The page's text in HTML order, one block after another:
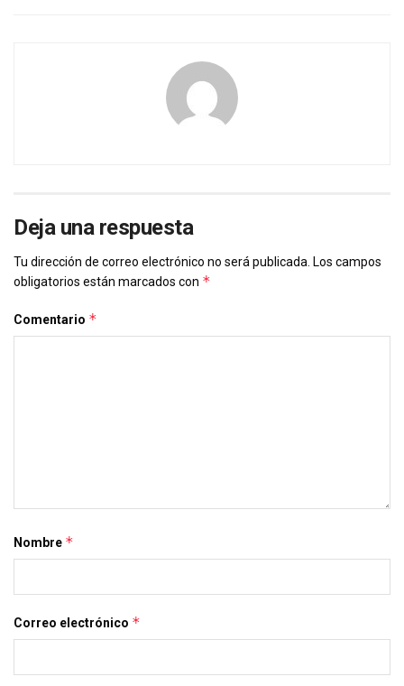
Deja una respuesta
Tu dirección de correo electrónico no será publicada. Los campos
obligatorios están marcados con *
Comentario *
Nombre *
Correo electrónico *